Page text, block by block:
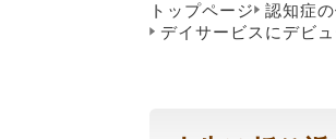
トップページ 認知症
デイサービスにデビ